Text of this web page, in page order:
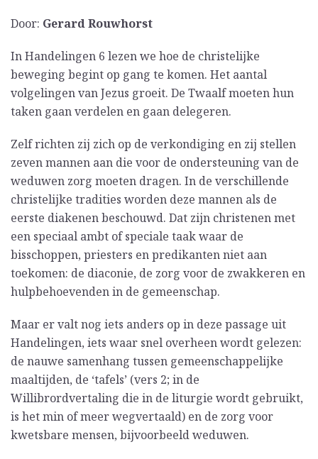
Door: Gerard Rouwhorst
In Handelingen 6 lezen we hoe de christelijke
beweging begint op gang te komen. Het aantal
volgelingen van Jezus groeit. De Twaalf moeten hun
taken gaan verdelen en gaan delegeren.
Zelf richten zij zich op de verkondiging en zij stellen
zeven mannen aan die voor de ondersteuning van de
weduwen zorg moeten dragen. In de verschillende
christelijke tradities worden deze mannen als de
eerste diakenen beschouwd. Dat zijn christenen met
een speciaal ambt of speciale taak waar de
bisschoppen, priesters en predikanten niet aan
toekomen: de diaconie, de zorg voor de zwakkeren en
hulpbehoevenden in de gemeenschap.
Maar er valt nog iets anders op in deze passage uit
Handelingen, iets waar snel overheen wordt gelezen:
de nauwe samenhang tussen gemeenschappelijke
maaltijden, de ‘tafels’ (vers 2; in de
Willibrordvertaling die in de liturgie wordt gebruikt,
is het min of meer wegvertaald) en de zorg voor
kwetsbare mensen, bijvoorbeeld weduwen.